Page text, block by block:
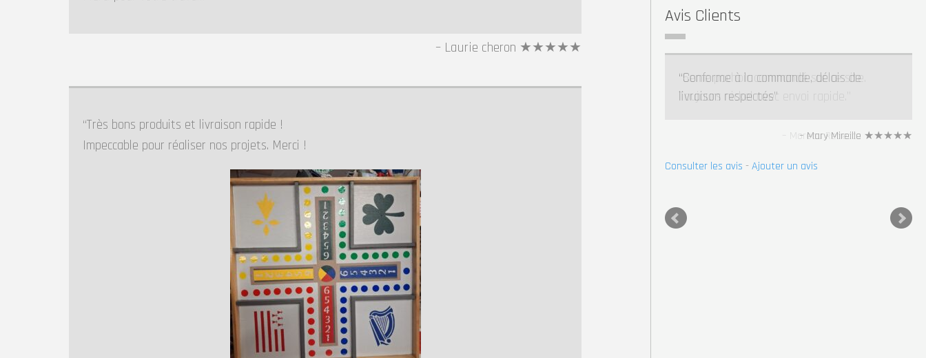
Laurie cheron ★★★★★
Très bons produits et livraison rapide !
Impeccable pour réaliser nos projets. Merci !
Avis Clients
5eme pochoir commandé sur ce site.
Toujours nickel avec envoi rapide.
Moreau Rebecca ★★★★★
Consulter les avis -Ajouter un avis